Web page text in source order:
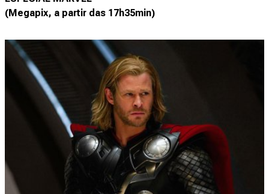
(Megapix, a partir das 17h35min)